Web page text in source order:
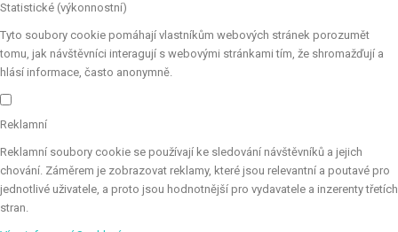
Statistické (výkonnostní)
Tyto soubory cookie pomáhají vlastníkům webových stránek porozumět
tomu, jak návštěvníci interagují s webovými stránkami tím, že shromažďují a
hlásí informace, často anonymně.
Reklamní
Reklamní soubory cookie se používají ke sledování návštěvníků a jejich
chování. Záměrem je zobrazovat reklamy, které jsou relevantní a poutavé pro
jednotlivé uživatele, a proto jsou hodnotnější pro vydavatele a inzerenty třetích
stran.